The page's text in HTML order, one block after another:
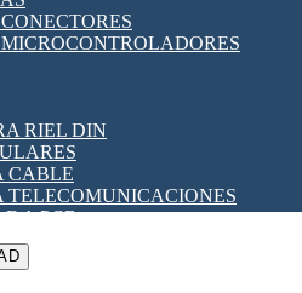
PANEL
DE CARRERA
Y TC'S DE CORRIENTE
LÓGICO PROGRAMABLES
HORARIO
RIEL DIN
CABLE
TELECOMUNICACIONES
A PCB
CABLE